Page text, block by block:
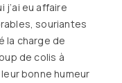
j’ai eu affaire
souriantes
la charge de
de colis à
bonne humeur